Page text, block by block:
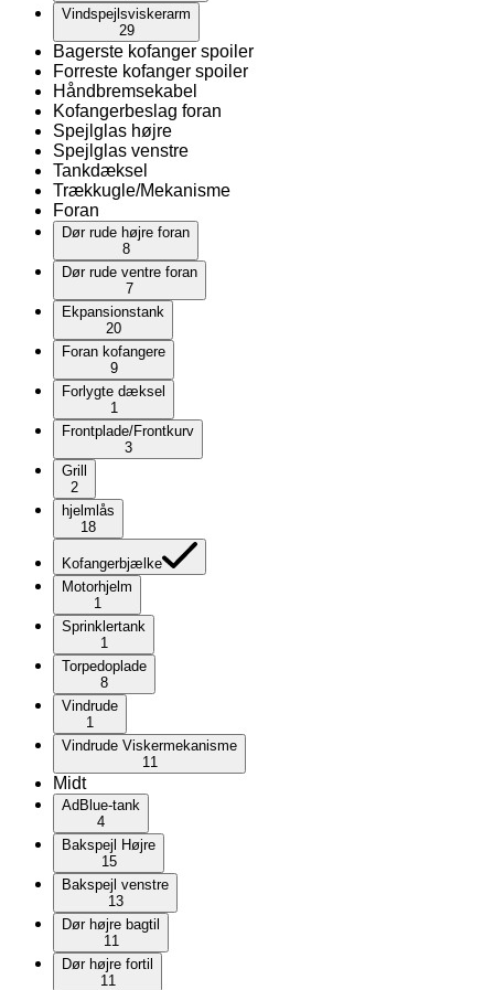
Vindspejlsviskerarm
29
Bagerste kofanger spoiler
Forreste kofanger spoiler
Håndbremsekabel
Kofangerbeslag foran
Spejlglas højre
Spejlglas venstre
Tankdæksel
Trækkugle/Mekanisme
Foran
Dør rude højre foran
8
Dør rude ventre foran
7
Ekpansionstank
20
Foran kofangere
9
Forlygte dæksel
1
Frontplade/Frontkurv
3
Grill
2
hjelmlås
18
Kofangerbjælke
Motorhjelm
1
Sprinklertank
1
Torpedoplade
8
Vindrude
1
Vindrude Viskermekanisme
11
Midt
AdBlue-tank
4
Bakspejl Højre
15
Bakspejl venstre
13
Dør højre bagtil
11
Dør højre fortil
11